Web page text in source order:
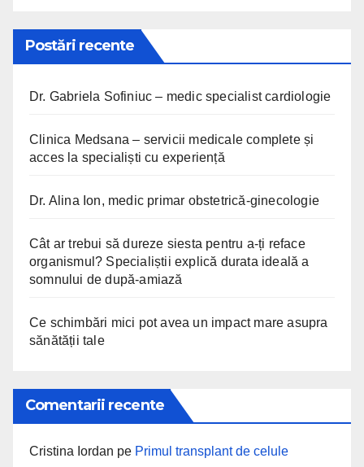
Postări recente
Dr. Gabriela Sofiniuc – medic specialist cardiologie
Clinica Medsana – servicii medicale complete și
acces la specialiști cu experiență
Dr. Alina Ion, medic primar obstetrică-ginecologie
Cât ar trebui să dureze siesta pentru a-ți reface
organismul? Specialiștii explică durata ideală a
somnului de după-amiază
Ce schimbări mici pot avea un impact mare asupra
sănătății tale
Comentarii recente
Cristina Iordan pe Primul transplant de celule